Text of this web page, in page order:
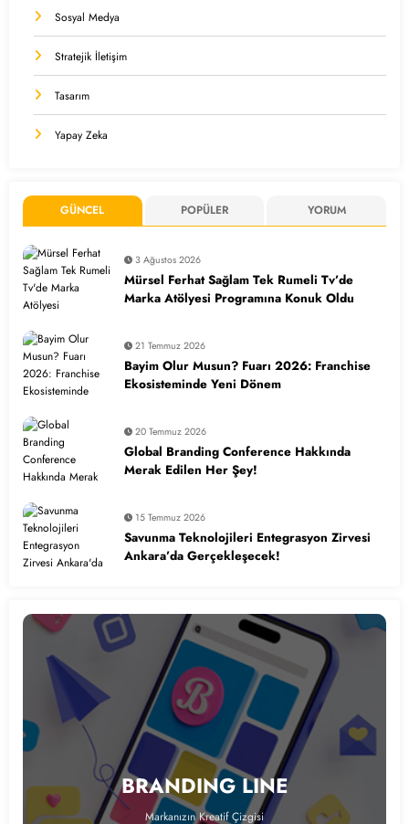
Sosyal Medya
Stratejik İletişim
Tasarım
Yapay Zeka
GÜNCEL POPÜLER YORUM
3 Ağustos 2026
Mürsel Ferhat Sağlam Tek Rumeli Tv’de
Marka Atölyesi Programına Konuk Oldu
21 Temmuz 2026
Bayim Olur Musun? Fuarı 2026: Franchise
Ekosisteminde Yeni Dönem
20 Temmuz 2026
Global Branding Conference Hakkında
Merak Edilen Her Şey!
15 Temmuz 2026
Savunma Teknolojileri Entegrasyon Zirvesi
Ankara’da Gerçekleşecek!
BRANDING LINE
Markanızın Kreatif Çizgisi